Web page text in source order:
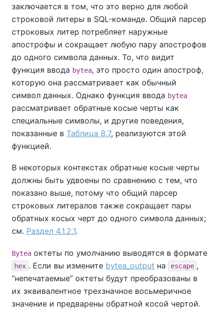
заключается в том, что это верно для любой
строковой литеры в SQL-команде. Общий парсер
строковых литер потребляет наружные
апострофы и сокращает любую пару апострофов
до одного символа данных. То, что видит
функция ввода bytea, это просто один апостроф,
которую она рассматривает как обычный
символ данных. Однако функция ввода bytea
рассматривает обратные косые черты как
специальные символы, и другие поведения,
показанные в Таблица 8.7, реализуются этой
функцией.
В некоторых контекстах обратные косые черты
должны быть удвоены по сравнению с тем, что
показано выше, потому что общий парсер
строковых литералов также сокращает пары
обратных косых черт до одного символа данных;
см. Раздел 4.1.2.1.
Bytea октеты по умолчанию выводятся в формате
hex . Если вы измените bytea_output на escape ,
“непечатаемые” октеты будут преобразованы в
их эквивалентное трехзначное восьмеричное
значение и предварены обратной косой чертой.